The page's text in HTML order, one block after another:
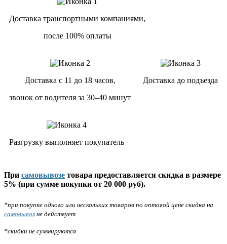
Доставка транспортными компаниями,
после 100% оплаты
Доставка с 11 до 18 часов,
звонок от водителя за 30–40 минут
Доставка до подъезда
Разгрузку выполняет покупатель
При самовывозе товара предоставляется скидка в размере
5% (при сумме покупки от 20 000 руб).
*при покупке одного или нескольких товаров по оптовой цене скидка на
самовывоз не действует
*скидки не суммируются